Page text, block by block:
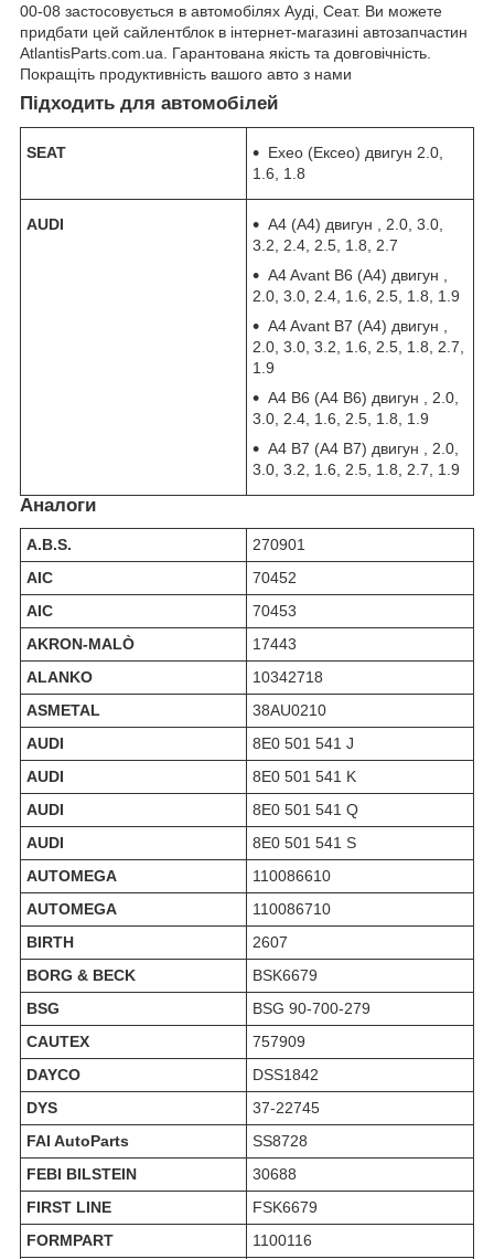
00-08 застосовується в автомобілях Ауді, Сеат. Ви можете
придбати цей сайлентблок в інтернет-магазині автозапчастин
AtlantisParts.com.ua. Гарантована якість та довговічність.
Покращіть продуктивність вашого авто з нами
Підходить для автомобілей
SEAT
Exeo (Ексео) двигун 2.0,
1.6, 1.8
AUDI
A4 (А4) двигун , 2.0, 3.0,
3.2, 2.4, 2.5, 1.8, 2.7
A4 Avant B6 (А4) двигун ,
2.0, 3.0, 2.4, 1.6, 2.5, 1.8, 1.9
A4 Avant B7 (А4) двигун ,
2.0, 3.0, 3.2, 1.6, 2.5, 1.8, 2.7,
1.9
A4 B6 (А4 В6) двигун , 2.0,
3.0, 2.4, 1.6, 2.5, 1.8, 1.9
A4 B7 (А4 В7) двигун , 2.0,
3.0, 3.2, 1.6, 2.5, 1.8, 2.7, 1.9
Аналоги
A.B.S.
270901
AIC
70452
AIC
70453
AKRON-MALÒ
17443
ALANKO
10342718
ASMETAL
38AU0210
AUDI
8E0 501 541 J
AUDI
8E0 501 541 K
AUDI
8E0 501 541 Q
AUDI
8E0 501 541 S
AUTOMEGA
110086610
AUTOMEGA
110086710
BIRTH
2607
BORG & BECK
BSK6679
BSG
BSG 90-700-279
CAUTEX
757909
DAYCO
DSS1842
DYS
37-22745
FAI AutoParts
SS8728
FEBI BILSTEIN
30688
FIRST LINE
FSK6679
FORMPART
1100116